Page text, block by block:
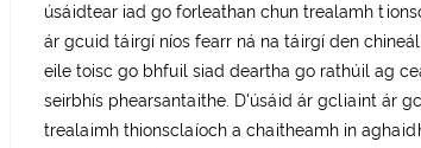
úsáidtear iad go forleathan chun trealamh
ár gcuid táirgí níos fearr ná na táirgí den
eile toisc go bhfuil siad deartha go rathúil ag
seirbhís phearsantaithe. D'úsáid ár gcliaint ár
trealaimh thionsclaíoch a chaitheamh in